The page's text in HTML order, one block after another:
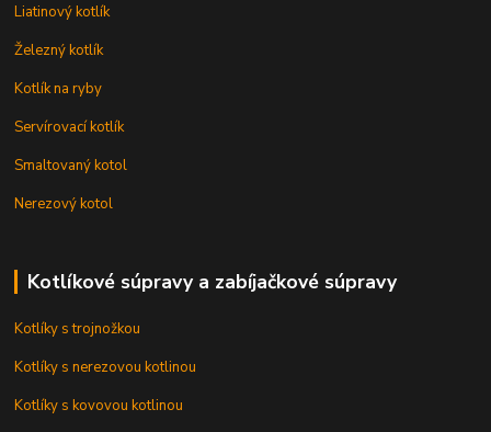
Liatinový kotlík
Železný kotlík
Kotlík na ryby
Servírovací kotlík
Smaltovaný kotol
Nerezový kotol
Kotlíkové súpravy a zabíjačkové súpravy
Kotlíky s trojnožkou
Kotlíky s nerezovou kotlinou
Kotlíky s kovovou kotlinou